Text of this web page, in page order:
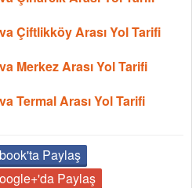
Çiftlikköy Arası Yol Tarifi
Merkez Arası Yol Tarifi
Termal Arası Yol Tarifi
Paylaş
Paylaş